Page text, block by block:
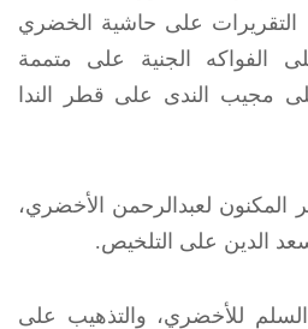
التقريرات على حاشية الخضري
الفواكه الجنية على متممة
مجيب الندى على قطر الندا
المكنون لعبدالرحمن الأخضري،
الدين على التلخيص.
للأخضري، والتذهيب على